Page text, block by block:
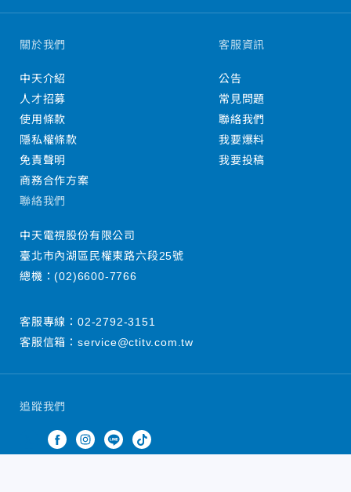
追蹤我們
關於我們
中天介紹
人才招募
使用條款
隱私權條款
免責聲明
商務合作方案
客服資訊
公告
常見問題
聯絡我們
我要爆料
我要投稿
聯絡我們
中天電視股份有限公司
臺北市內湖區民權東路六段25號
總機：(02)6600-7766
客服專線： 02-2792-3151
客服信箱： service@ctitv.com.tw